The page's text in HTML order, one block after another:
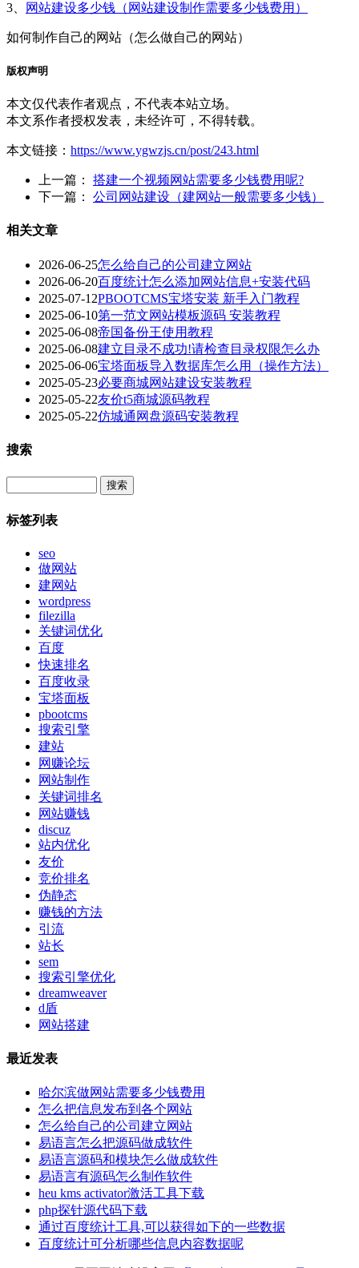
3、 网站建设多少钱（网站建设制作需要多少钱费用）
如何制作自己的网站（怎么做自己的网站）
版权声明
本文仅代表作者观点，不代表本站立场。
本文系作者授权发表，未经许可，不得转载。
本文链接： https://www.ygwzjs.cn/post/243.html
上一篇： 搭建一个视频网站需要多少钱费用呢?
下一篇： 公司网站建设（建网站一般需要多少钱）
相关文章
2026-06-25怎么给自己的公司建立网站
2026-06-20百度统计怎么添加网站信息+安装代码
2025-07-12PBOOTCMS宝塔安装 新手入门教程
2025-06-10第一范文网站模板源码 安装教程
2025-06-08帝国备份王使用教程
2025-06-08建立目录不成功!请检查目录权限怎么办
2025-06-06宝塔面板导入数据库怎么用（操作方法）
2025-05-23必要商城网站建设安装教程
2025-05-22友价t5商城源码教程
2025-05-22仿城通网盘源码安装教程
搜索
标签列表
seo
做网站
建网站
wordpress
filezilla
关键词优化
百度
快速排名
百度收录
宝塔面板
pbootcms
搜索引擎
建站
网赚论坛
网站制作
关键词排名
网站赚钱
discuz
站内优化
友价
竞价排名
伪静态
赚钱的方法
引流
站长
sem
搜索引擎优化
dreamweaver
d盾
网站搭建
最近发表
哈尔滨做网站需要多少钱费用
怎么把信息发布到各个网站
怎么给自己的公司建立网站
易语言怎么把源码做成软件
易语言源码和模块怎么做成软件
易语言有源码怎么制作软件
heu kms activator激活工具下载
php探针源代码下载
通过百度统计工具,可以获得如下的一些数据
百度统计可分析哪些信息内容数据呢